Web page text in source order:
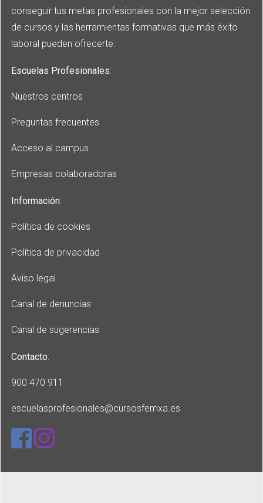
conseguir tus metas profesionales con la mejor selección
de cursos y las herramientas formativas que más éxito
laboral pueden ofrecerte.
Escuelas Profesionales:
Nuestros centros
Preguntas frecuentes
Acceso al campus
Empresas colaboradoras
Información:
Política de cookies
Política de privacidad
Aviso legal
Canal de denuncias
Canal de sugerencias
Contacto:
900 470 911
escuelasprofesionales@cursosfemxa.es